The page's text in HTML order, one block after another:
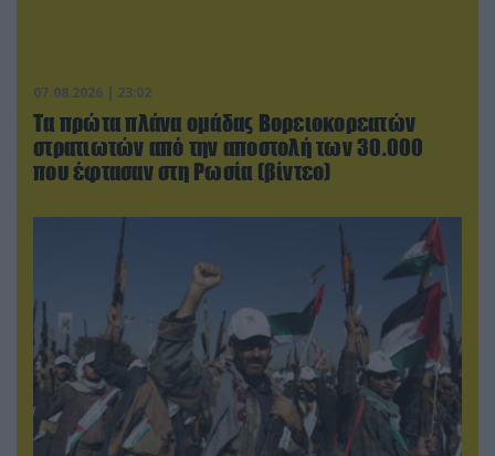
07.08.2026 | 23:02
Τα πρώτα πλάνα ομάδας Βορειοκορεατών
στρατιωτών από την αποστολή των 30.000
που έφτασαν στη Ρωσία (βίντεο)